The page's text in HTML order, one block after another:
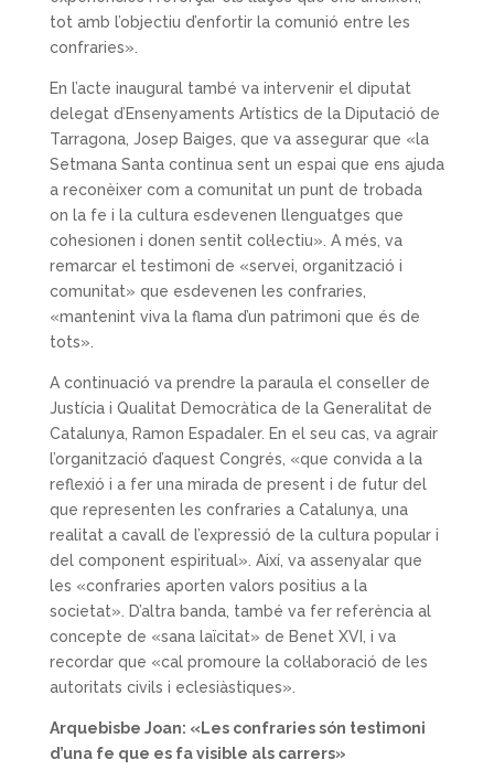
tot amb l’objectiu d’enfortir la comunió entre les
confraries».
En l’acte inaugural també va intervenir el diputat
delegat d’Ensenyaments Artístics de la Diputació de
Tarragona, Josep Baiges, que va assegurar que «la
Setmana Santa continua sent un espai que ens ajuda
a reconèixer com a comunitat un punt de trobada
on la fe i la cultura esdevenen llenguatges que
cohesionen i donen sentit col·lectiu». A més, va
remarcar el testimoni de «servei, organització i
comunitat» que esdevenen les confraries,
«mantenint viva la flama d’un patrimoni que és de
tots».
A continuació va prendre la paraula el conseller de
Justícia i Qualitat Democràtica de la Generalitat de
Catalunya, Ramon Espadaler. En el seu cas, va agrair
l’organització d’aquest Congrés, «que convida a la
reflexió i a fer una mirada de present i de futur del
que representen les confraries a Catalunya, una
realitat a cavall de l’expressió de la cultura popular i
del component espiritual». Així, va assenyalar que
les «confraries aporten valors positius a la
societat». D’altra banda, també va fer referència al
concepte de «sana laïcitat» de Benet XVI, i va
recordar que «cal promoure la col·laboració de les
autoritats civils i eclesiàstiques».
Arquebisbe Joan: «Les confraries són testimoni
d’una fe que es fa visible als carrers»